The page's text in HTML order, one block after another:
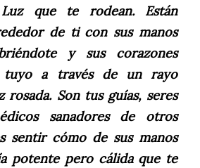
que te rodean. Están
de ti con sus manos
y sus corazones
tuyo a través de un rayo
rosada. Son tus guías, seres
sanadores de otros
sentir cómo de sus manos
potente pero cálida que te